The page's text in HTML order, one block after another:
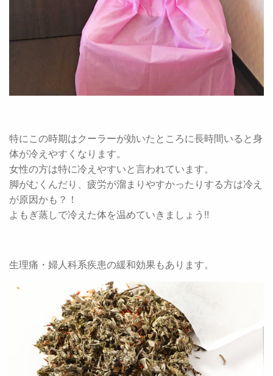
特にこの時期はクーラーが効いたところに長時間いると身
体が冷えやすくなります。
女性の方は特に冷えやすいと言われています。
脚がむくんだり、疲労が溜まりやすかったりする方は冷え
が原因かも？！
よもぎ蒸しで冷えた体を温めていきましょう!!
生理痛・婦人科系疾患の緩和効果もあります。